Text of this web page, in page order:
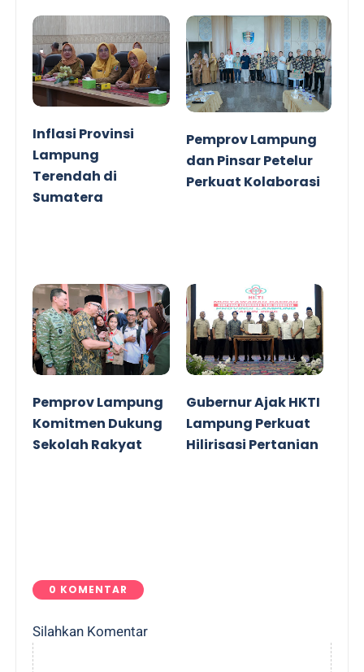
Inflasi Provinsi
Lampung
Terendah di
Sumatera
Pemprov Lampung
dan Pinsar Petelur
Perkuat Kolaborasi
Pemprov Lampung
Komitmen Dukung
Sekolah Rakyat
Gubernur Ajak HKTI
Lampung Perkuat
Hilirisasi Pertanian
0 KOMENTAR
Silahkan Komentar